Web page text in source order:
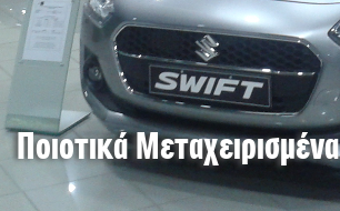
Ποιοτικά Μεταχειρισμένα